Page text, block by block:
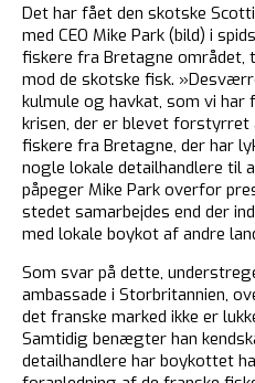
Det har fået den skotske
med CEO Mike Park (bild) i
fiskere fra Bretagne området,
mod de skotske fisk.
kulmule og havkat, som vi
krisen, der er blevet
fiskere fra Bretagne, der har
nogle lokale detailhandlere til
påpeger Mike Park overfor
stedet samarbejdes end der
med lokale boykot af andre
Som svar på dette,
ambassade i Storbritannien,
det franske marked ikke er
Samtidig benægter han
detailhandlere har boykottet